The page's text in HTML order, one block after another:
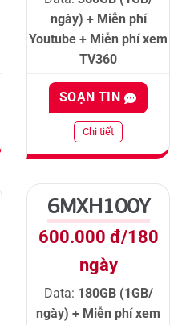
ngày) + Miễn phí
Youtube + Miễn phí xem
TV360
SOẠN TIN
Chi tiết
6MXH100Y
600.000 đ/180
ngày
Data: 180GB (1GB/
ngày) + Miễn phí xem